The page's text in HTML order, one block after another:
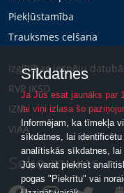
Piekļūstamība
Trauksmes celšana
Izglītības iespēju
RVP IKSD
IZM
VIAA
Seko mums
Sīkdatnes
Ja Jūs esat jaunāks par
lai viņi izlasa šo
Informējam, ka tīmekļa
sīkdatnes, lai
analītiskās sīkdatnes,
Jūs varat piekrist
pogas "Piekrītu" vai